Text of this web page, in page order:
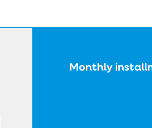
Monthly